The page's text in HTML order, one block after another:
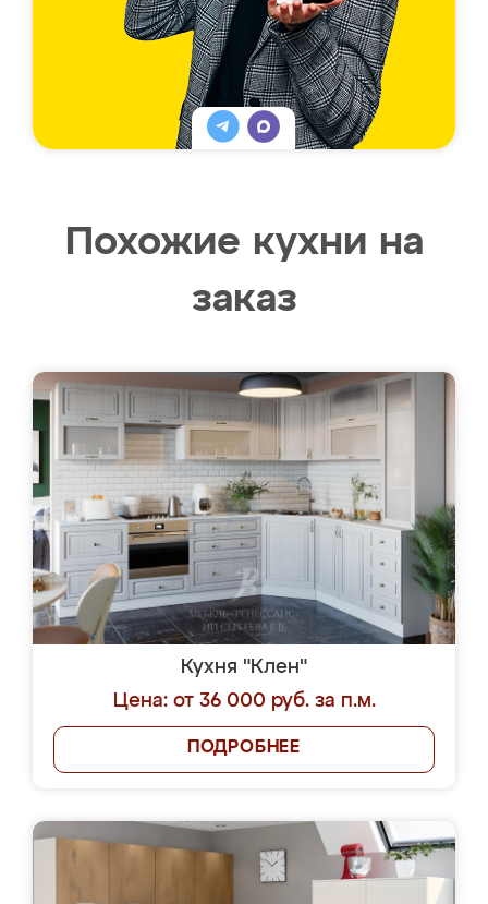
Похожие кухни на
заказ
Кухня "Клен"
Цена: от 36 000 руб. за п.м.
ПОДРОБНЕЕ